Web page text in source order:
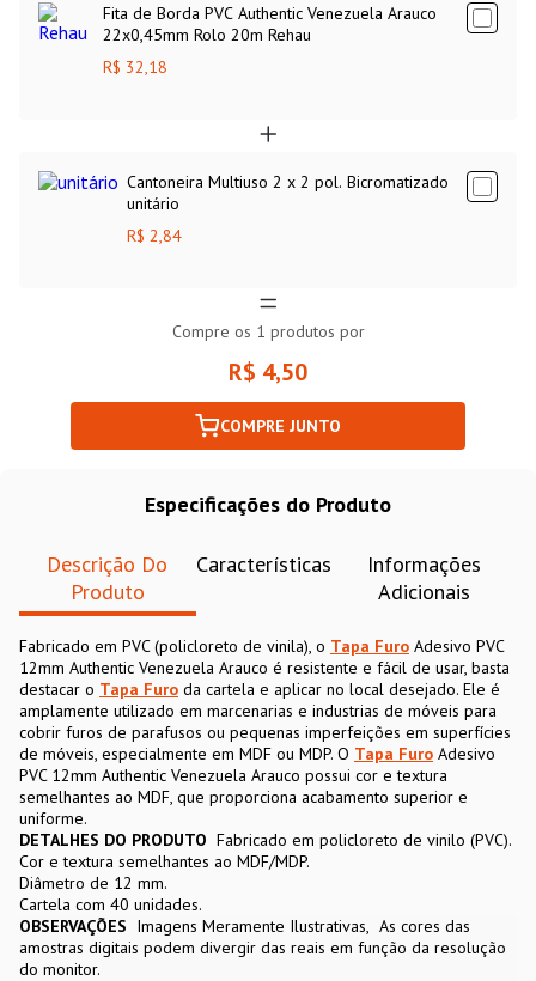
Fita de Borda PVC Authentic Venezuela Arauco
22x0,45mm Rolo 20m Rehau
R$ 32,18
Cantoneira Multiuso 2 x 2 pol. Bicromatizado
unitário
R$ 2,84
Compre os 1 produtos por
R$ 4,50
COMPRE JUNTO
Especificações do Produto
Descrição Do
Produto
Características
Informações
Adicionais
Fabricado em PVC (policloreto de vinila), o Tapa Furo Adesivo PVC
12mm Authentic Venezuela Arauco é resistente e fácil de usar, basta
destacar o Tapa Furo da cartela e aplicar no local desejado. Ele é
amplamente utilizado em marcenarias e industrias de móveis para
cobrir furos de parafusos ou pequenas imperfeições em superfícies
de móveis, especialmente em MDF ou MDP. O Tapa Furo Adesivo
PVC 12mm Authentic Venezuela Arauco possui cor e textura
semelhantes ao MDF, que proporciona acabamento superior e
uniforme.
DETALHES DO PRODUTO Fabricado em policloreto de vinilo (PVC).
Cor e textura semelhantes ao MDF/MDP.
Diâmetro de 12 mm.
Cartela com 40 unidades.
OBSERVAÇÕES Imagens Meramente Ilustrativas
As cores das
amostras digitais podem divergir das reais em função da resolução
do monitor.